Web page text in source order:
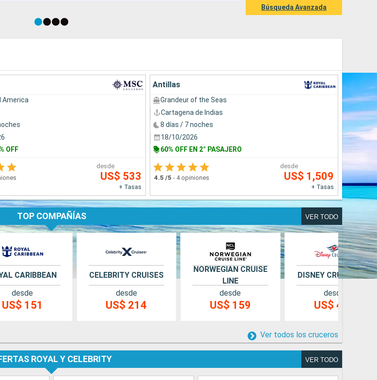
Búsqueda Avanzada
America
OFF
desde
US$ 533
+ Tasas
Antillas
Grandeur of the Seas
Cartagena de Indias
8 días / 7 noches
18/10/2026
60% OFF EN 2° PASAJERO
4.5 /5 - 4 opiniones
desde
US$ 1,509
+ Tasas
TOP COMPAÑÍAS VER TODO
CARIBBEAN
desde
US$ 151
CELEBRITY CRUISES
desde
US$ 214
NORWEGIAN CRUISE
LINE
desde
US$ 159
DISNEY CRUISE LINE
desde
US$ 495
Ver todos los cruceros
ROYAL Y CELEBRITY VER TODO